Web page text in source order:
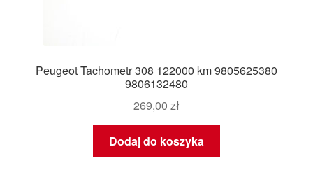
Peugeot Tachometr 308 122000 km 9805625380
9806132480
269,00 zł
Dodaj do koszyka